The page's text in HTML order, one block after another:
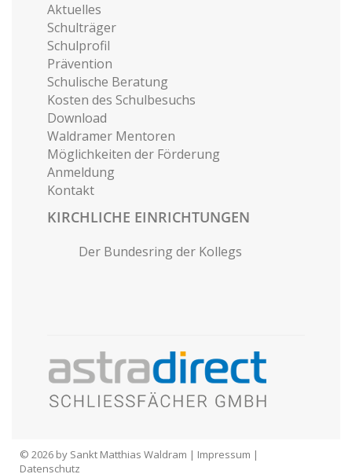
Aktuelles
Schulträger
Schulprofil
Prävention
Schulische Beratung
Kosten des Schulbesuchs
Download
Waldramer Mentoren
Möglichkeiten der Förderung
Anmeldung
Kontakt
KIRCHLICHE EINRICHTUNGEN
Der Bundesring der Kollegs
© 2026 by Sankt Matthias Waldram | Impressum |
Datenschutz